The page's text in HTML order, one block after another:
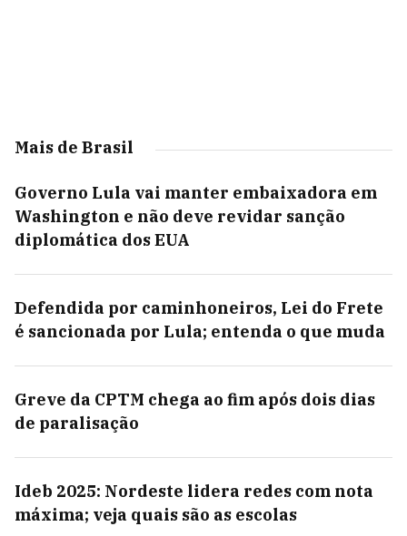
Mais de Brasil
Governo Lula vai manter embaixadora em
Washington e não deve revidar sanção
diplomática dos EUA
Defendida por caminhoneiros, Lei do Frete
é sancionada por Lula; entenda o que muda
Greve da CPTM chega ao fim após dois dias
de paralisação
Ideb 2025: Nordeste lidera redes com nota
máxima; veja quais são as escolas